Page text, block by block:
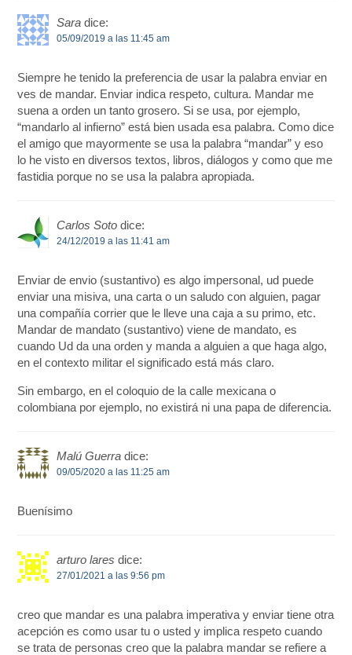
Sara dice:
05/09/2019 a las 11:45 am
Siempre he tenido la preferencia de usar la palabra enviar en
ves de mandar. Enviar indica respeto, cultura. Mandar me
suena a orden un tanto grosero. Si se usa, por ejemplo,
“mandarlo al infierno” está bien usada esa palabra. Como dice
el amigo que mayormente se usa la palabra “mandar” y eso
lo he visto en diversos textos, libros, diálogos y como que me
fastidia porque no se usa la palabra apropiada.
Carlos Soto dice:
24/12/2019 a las 11:41 am
Enviar de envio (sustantivo) es algo impersonal, ud puede
enviar una misiva, una carta o un saludo con alguien, pagar
una compañía corrier que le lleve una caja a su primo, etc.
Mandar de mandato (sustantivo) viene de mandato, es
cuando Ud da una orden y manda a alguien a que haga algo,
en el contexto militar el significado está más claro.
Sin embargo, en el coloquio de la calle mexicana o
colombiana por ejemplo, no existirá ni una papa de diferencia.
Malú Guerra dice:
09/05/2020 a las 11:25 am
Buenísimo
arturo lares dice:
27/01/2021 a las 9:56 pm
creo que mandar es una palabra imperativa y enviar tiene otra
acepción es como usar tu o usted y implica respeto cuando
se trata de personas creo que la palabra mandar se refiere a